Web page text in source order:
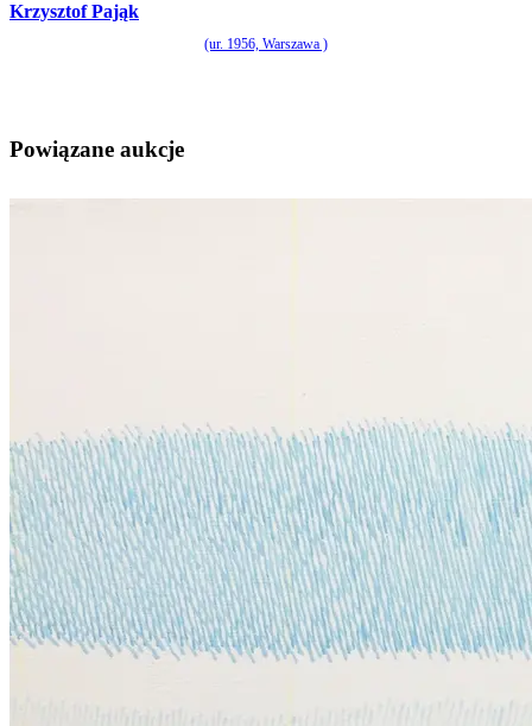
Krzysztof Pająk
(ur. 1956, Warszawa )
Powiązane aukcje